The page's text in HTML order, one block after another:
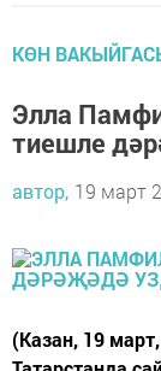
КӨН
Элла
тиешле
автор, 19 март
(Казан, 19